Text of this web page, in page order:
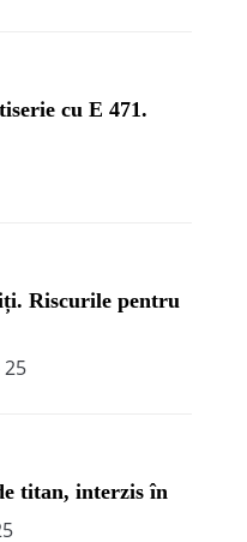
cu E 471.
Riscurile pentru
titan, interzis în